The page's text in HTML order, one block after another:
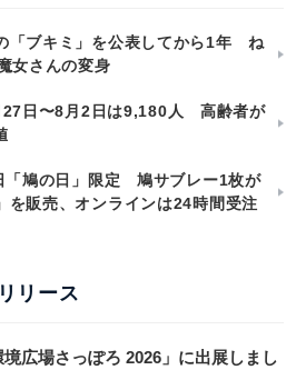
「ブキミ」を公表してから1年 ね
女さんの変身
27日〜8月2日は9,180人 高齢者が
「鳩の日」限定 鳩サブレー1枚が
を販売、オンラインは24時間受注
リース
境広場さっぽろ 2026」に出展しまし